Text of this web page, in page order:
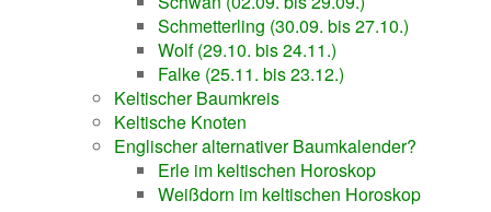
Schmetterling (30.09. bis 27.10.)
Wolf (29.10. bis 24.11.)
Falke (25.11. bis 23.12.)
Keltischer Baumkreis
Keltische Knoten
Englischer alternativer Baumkalender?
Erle im keltischen Horoskop
Weißdorn im keltischen Horoskop